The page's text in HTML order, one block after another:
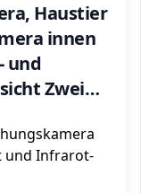
Haustier
innen
und
Zwei
und Infrarot-